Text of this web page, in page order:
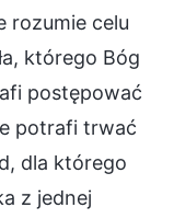
rozumie celu
którego Bóg
postępować
potrafi trwać
dla którego
z jednej